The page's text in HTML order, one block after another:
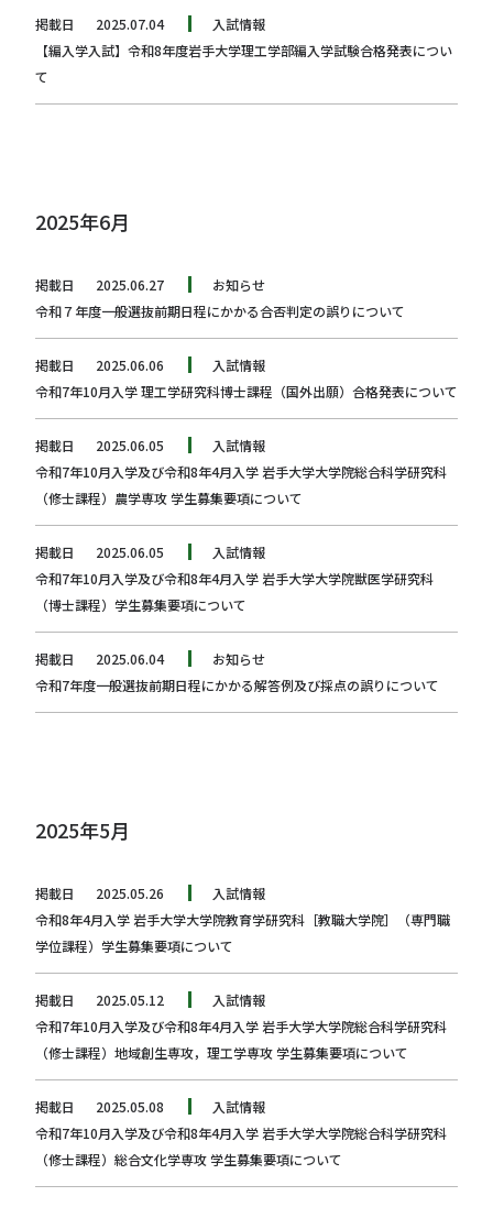
掲載日 2025.07.04
入試情報
【編入学入試】令和8年度岩手大学理工学部編入学試験合格発表につい
て
2025年6月
掲載日 2025.06.27
お知らせ
令和７年度一般選抜前期日程にかかる合否判定の誤りについて
掲載日 2025.06.06
入試情報
令和7年10月入学 理工学研究科博士課程（国外出願）合格発表について
掲載日 2025.06.05
入試情報
令和7年10月入学及び令和8年4月入学 岩手大学大学院総合科学研究科
（修士課程）農学専攻 学生募集要項について
掲載日 2025.06.05
入試情報
令和7年10月入学及び令和8年4月入学 岩手大学大学院獣医学研究科
（博士課程）学生募集要項について
掲載日 2025.06.04
お知らせ
令和7年度一般選抜前期日程にかかる解答例及び採点の誤りについて
2025年5月
掲載日 2025.05.26
入試情報
令和8年4月入学 岩手大学大学院教育学研究科［教職大学院］（専門職
学位課程）学生募集要項について
掲載日 2025.05.12
入試情報
令和7年10月入学及び令和8年4月入学 岩手大学大学院総合科学研究科
（修士課程）地域創生専攻，理工学専攻 学生募集要項について
掲載日 2025.05.08
入試情報
令和7年10月入学及び令和8年4月入学 岩手大学大学院総合科学研究科
（修士課程）総合文化学専攻 学生募集要項について